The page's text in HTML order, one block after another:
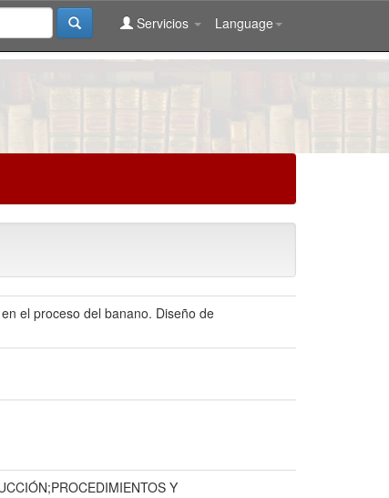
Language
Servicios
el proceso del banano. Diseño de
Y